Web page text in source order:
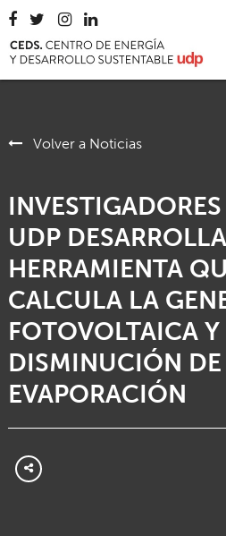
Volver a Noticias
UDP
HERRAMIENTA
CALCULA LA
FOTOVOLTAICA
DISMINUCIÓN
EVAPORACIÓN